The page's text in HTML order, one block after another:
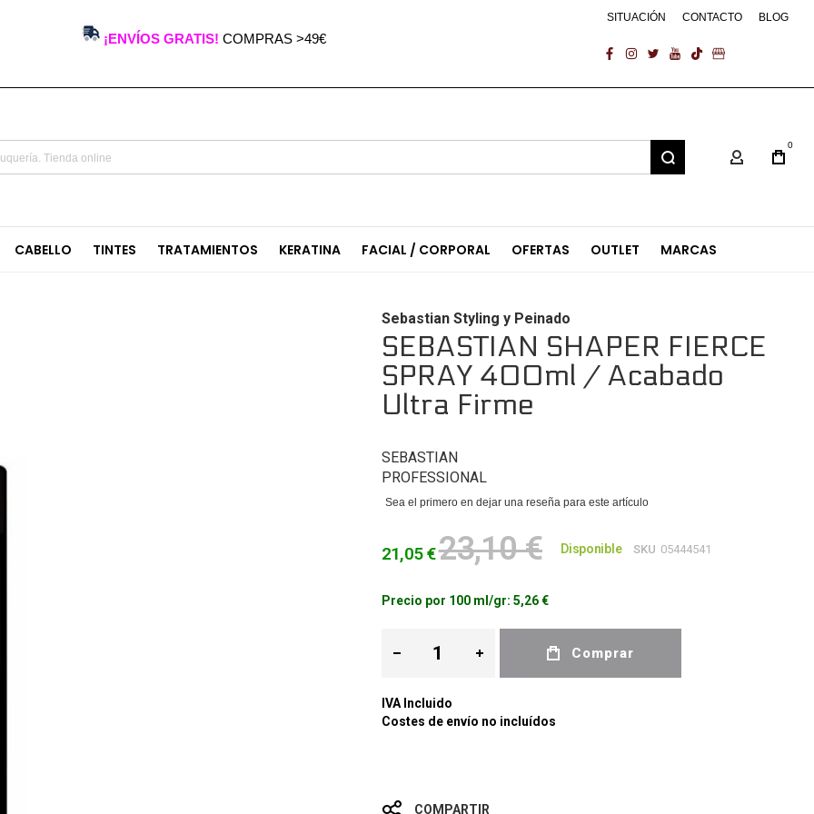
¡ENVÍOS GRATIS! COMPRAS >49€
SITUACIÓN CONTACTO BLOG
facebook
instagram
twitteryoutube
tiktokbusiness
Mi Cuenta
0
CABELLO TINTES TRATAMIENTOS KERATINA FACIAL / CORPORAL OFERTAS OUTLET MARCAS
Sebastian Styling y Peinado
SEBASTIAN SHAPER FIERCE
SPRAY 400ml / Acabado
Ultra Firme
SEBASTIAN
PROFESSIONAL
Sea el primero en dejar una reseña para este artículo
21,05 €23,10 € Disponible SKU 05444541
Precio por 100 ml/gr: 5,26 €
Comprar
IVA Incluido
Costes de envío no incluídos
COMPARTIR